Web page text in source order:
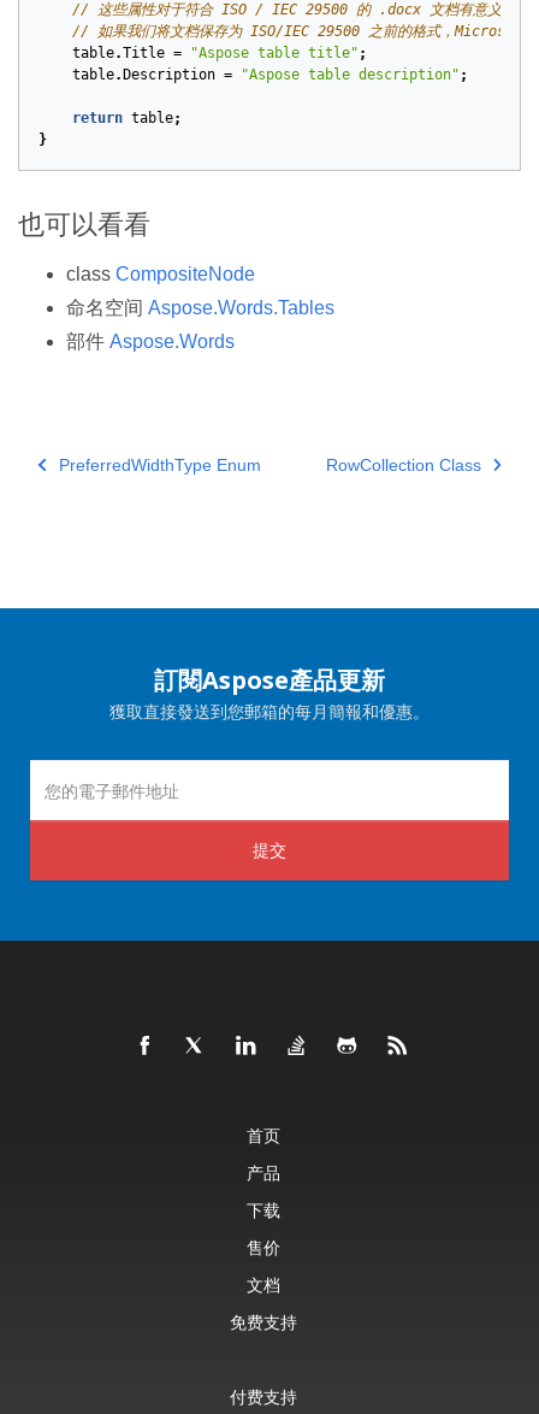
// 这些属性对于符合 ISO / IEC 29500 的 .docx 文档有意义（参
// 如果我们将文档保存为 ISO/IEC 29500 之前的格式，Microsoft
table.Title = "Aspose table title" ;
table. Description = "Aspose table description" ;
return table;
}
也可以看看
class CompositeNode
命名空间 Aspose.Words.Tables
部件 Aspose.Words
PreferredWidthType Enum RowCollection Class
訂閱Aspose產品更新
獲取直接發送到您郵箱的每月簡報和優惠。
提交
首页
产品
下载
售价
文档
免费支持
付费支持